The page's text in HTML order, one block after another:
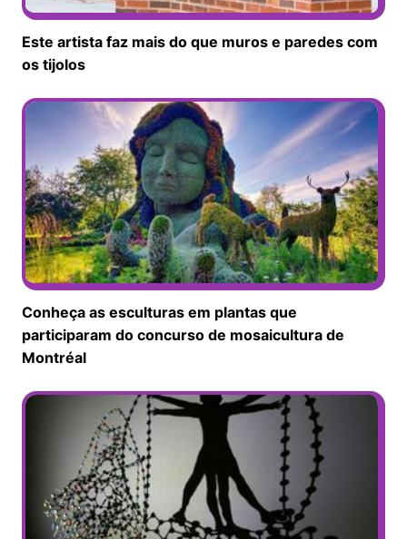
Este artista faz mais do que muros e paredes com
os tijolos
Conheça as esculturas em plantas que
participaram do concurso de mosaicultura de
Montréal